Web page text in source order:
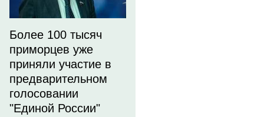
Более 100 тысяч
приморцев уже
приняли участие в
предварительном
голосовании
"Единой России"